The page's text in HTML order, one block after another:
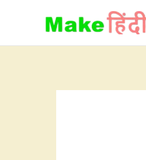
content